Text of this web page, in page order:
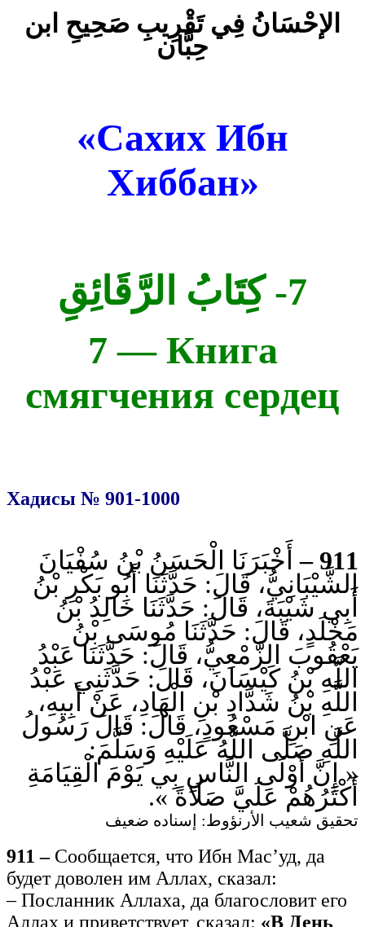
الإحْسَانُ فِي تَقْرِيبِ صَحِيحِ ابن
حِبَّان
«Сахих Ибн
Хиббан»
7- كِتَابُ الرَّقَائِقِ
7 — Книга
смягчения сердец
Хадисы № 901-1000
911 –
أَخْبَرَنَا الْحَسَنُ بْنُ سُفْيَانَ
الشَّيْبَانِيُّ، قَالَ: حَدَّثَنَا أَبُو بَكْرِ بْنُ
أَبِي شَيْبَةَ، قَالَ: حَدَّثَنَا خَالِدُ بْنُ
مَخْلَدٍ، قَالَ: حَدَّثَنَا مُوسَى بْنُ
يَعْقُوبَ الزَّمْعِيُّ، قَالَ: حَدَّثَنَا عَبْدُ
اللَّهِ بْنُ كَيْسَانَ، قَالَ: حَدَّثَنِي عَبْدُ
اللَّهِ بْنُ شَدَّادِ بْنِ الْهَادِ، عَنْ أَبِيهِ،
عَنِ ابْنِ مَسْعُودٍ، قَالَ: قَالَ رَسُولُ
اللَّهِ صَلَّى اللَّهُ عَلَيْهِ وَسَلَّمَ:
« إِنَّ أَوْلَى النَّاسِ بِي يَوْمَ الْقِيَامَةِ
أَكْثَرُهُمْ عَلَيَّ صَلَاةً ».
تحقيق شعيب الأرنؤوط: إسناده ضعيف
911 –Сообщается, что Ибн Мас’уд, да
будет доволен им Аллах, сказал:
– Посланник Аллаха, да благословит его
Аллах и приветствует, сказал: «В День